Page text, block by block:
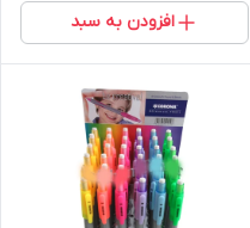
افزودن به سبد